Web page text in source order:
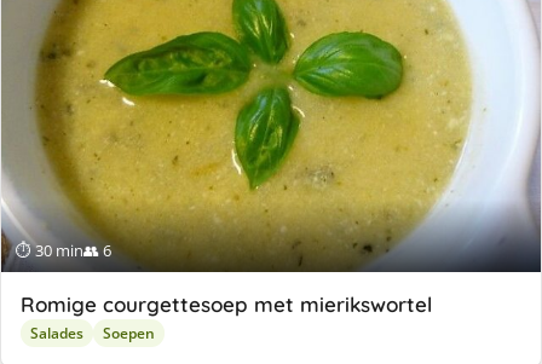
⏱ 30 min👥 6
Romige courgettesoep met mierikswortel
Salades Soepen